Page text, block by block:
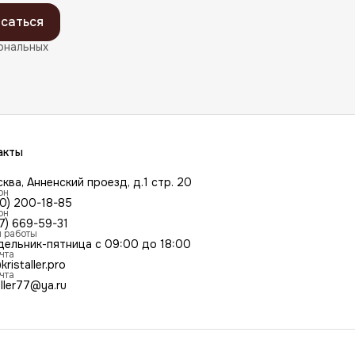
Анненский проезд, д.1 стр. 20
200-18-85
669-59-31
работы
пятница с 09:00 до 18:00